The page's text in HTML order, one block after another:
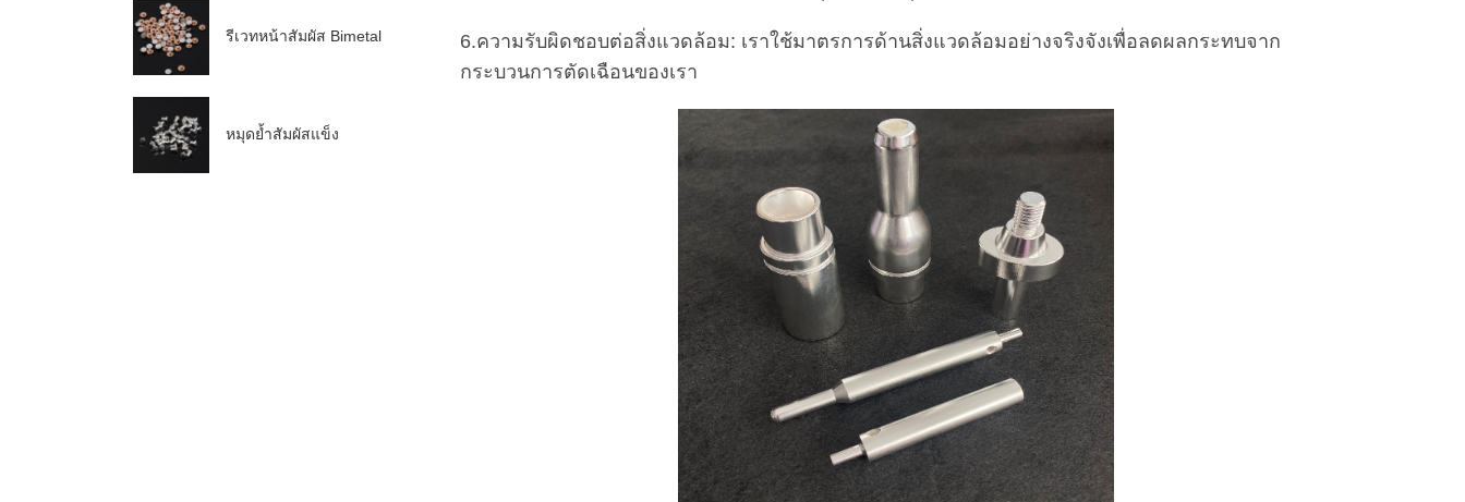
รีเวทหน้าสัมผัส Bimetal
หมุดย้ำสัมผัสแข็ง
6.ความรับผิดชอบต่อสิ่งแวดล้อม: เราใช้มาตรการด้านสิ่งแวดล้อมอย่างจริงจังเพื่อลดผลกระทบจาก
กระบวนการตัดเฉือนของเรา